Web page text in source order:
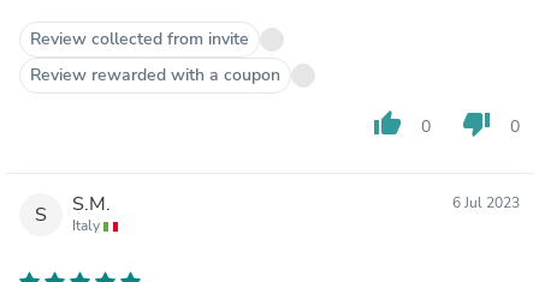
Review collected from invite
Review rewarded with a coupon
thumb_up 0 thumb_down 0
S S.M.
Italy
6 Jul 2023